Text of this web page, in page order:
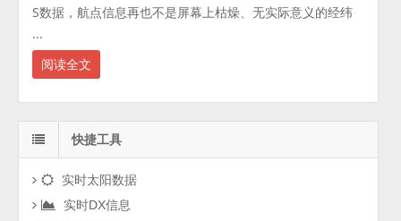
S数据，航点信息再也不是屏幕上枯燥、无实际意义的经纬
...
阅读全文
快捷工具
实时太阳数据
实时DX信息